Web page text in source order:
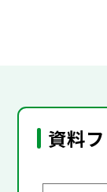
資料